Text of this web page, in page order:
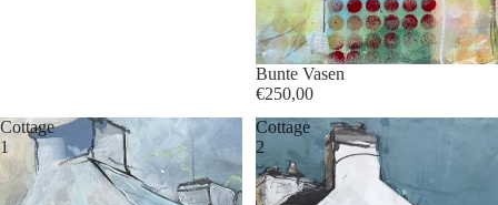
Bunte Vasen
€250,00
Cottage
1
Cottage
2